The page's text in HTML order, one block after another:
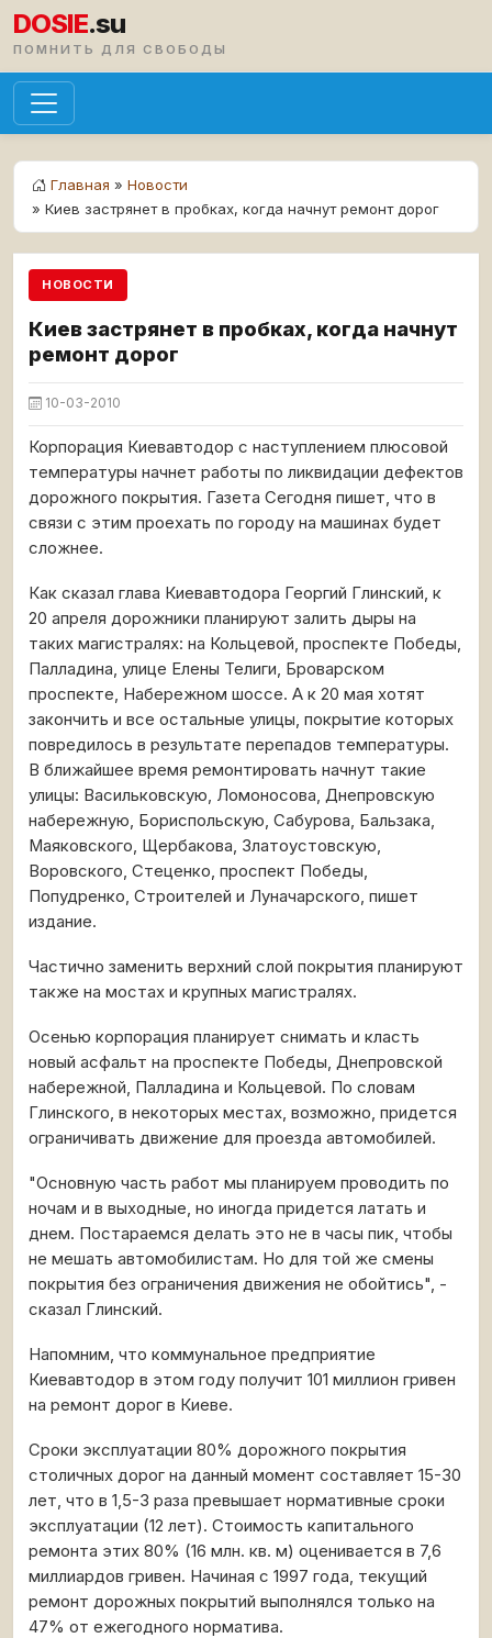
DOSIE.su
ПОМНИТЬ ДЛЯ СВОБОДЫ
Главная » Новости
» Киев застрянет в пробках, когда начнут ремонт дорог
НОВОСТИ
Киев застрянет в пробках, когда начнут
ремонт дорог
10-03-2010
Корпорация Киевавтодор с наступлением плюсовой
температуры начнет работы по ликвидации дефектов
дорожного покрытия. Газета Сегодня пишет, что в
связи с этим проехать по городу на машинах будет
сложнее.
Как сказал глава Киевавтодора Георгий Глинский, к
20 апреля дорожники планируют залить дыры на
таких магистралях: на Кольцевой, проспекте Победы,
Палладина, улице Елены Телиги, Броварском
проспекте, Набережном шоссе. А к 20 мая хотят
закончить и все остальные улицы, покрытие которых
повредилось в результате перепадов температуры.
В ближайшее время ремонтировать начнут такие
улицы: Васильковскую, Ломоносова, Днепровскую
набережную, Бориспольскую, Сабурова, Бальзака,
Маяковского, Щербакова, Златоустовскую,
Воровского, Стеценко, проспект Победы,
Попудренко, Строителей и Луначарского, пишет
издание.
Частично заменить верхний слой покрытия планируют
также на мостах и крупных магистралях.
Осенью корпорация планирует снимать и класть
новый асфальт на проспекте Победы, Днепровской
набережной, Палладина и Кольцевой. По словам
Глинского, в некоторых местах, возможно, придется
ограничивать движение для проезда автомобилей.
"Основную часть работ мы планируем проводить по
ночам и в выходные, но иногда придется латать и
днем. Постараемся делать это не в часы пик, чтобы
не мешать автомобилистам. Но для той же смены
покрытия без ограничения движения не обойтись", -
сказал Глинский.
Напомним, что коммунальное предприятие
Киевавтодор в этом году получит 101 миллион гривен
на ремонт дорог в Киеве.
Сроки эксплуатации 80% дорожного покрытия
столичных дорог на данный момент составляет 15-30
лет, что в 1,5-3 раза превышает нормативные сроки
эксплуатации (12 лет). Стоимость капитального
ремонта этих 80% (16 млн. кв. м) оценивается в 7,6
миллиардов гривен. Начиная с 1997 года, текущий
ремонт дорожных покрытий выполнялся только на
47% от ежегодного норматива.